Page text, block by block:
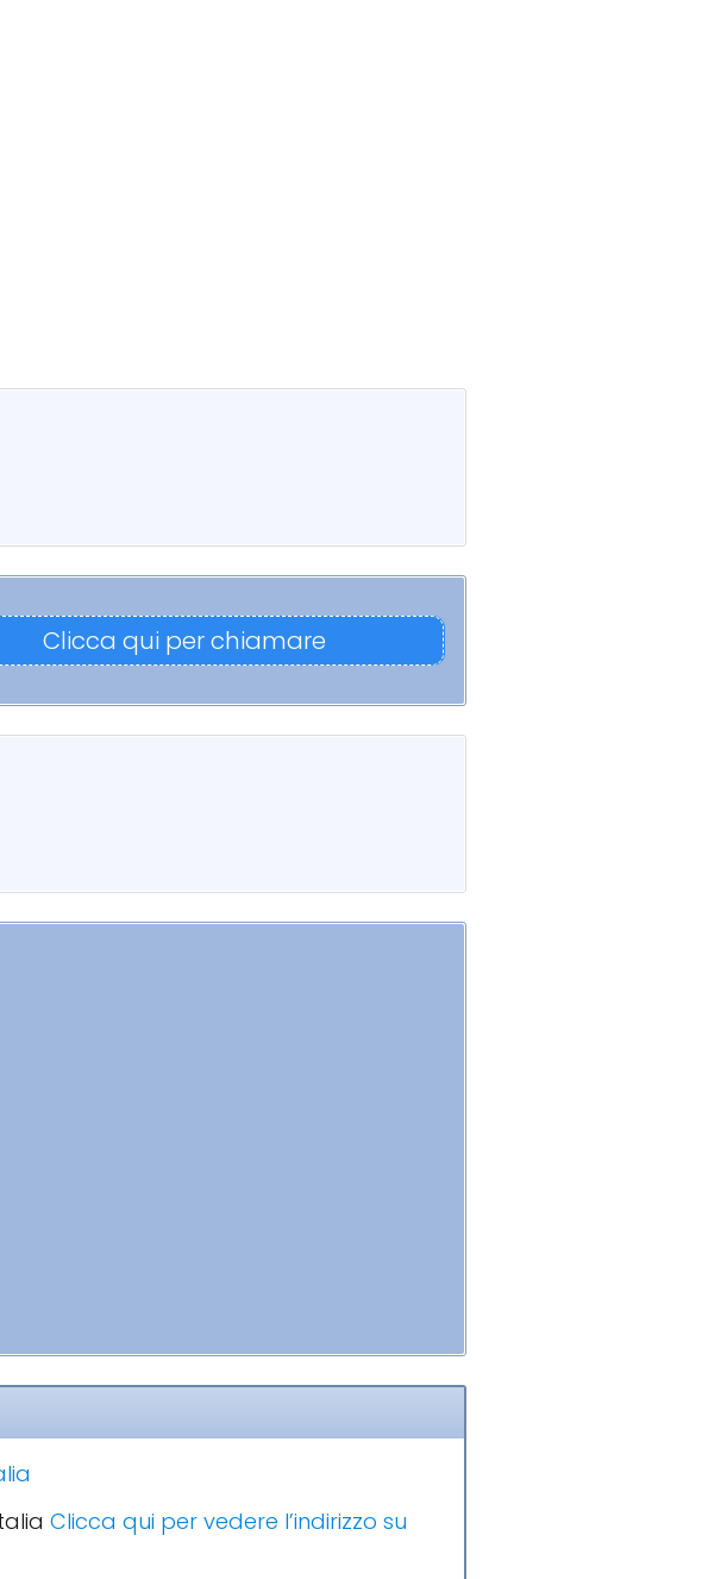
Clicca qui per chiamare
Clicca qui per vedere l’indirizzo su